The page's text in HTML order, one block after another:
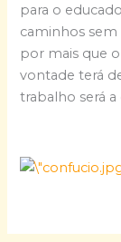
para o
caminhos
por mais que
vontade terá
trabalho será a